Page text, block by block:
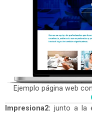
Ejemplo página web
Impresiona2: junto a la